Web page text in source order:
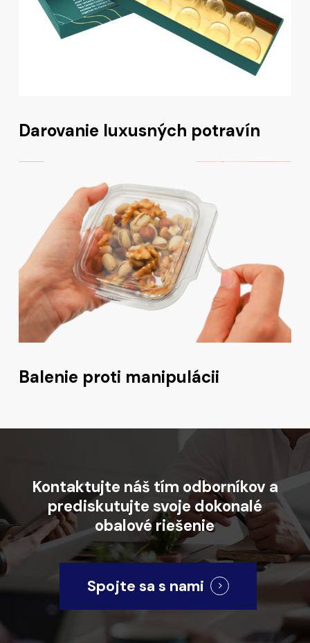
Darovanie luxusných potravín
Balenie proti manipulácii
Kontaktujte náš tím odborníkov a
prediskutujte svoje dokonalé
obalovériešenie
Spojte sa s nami